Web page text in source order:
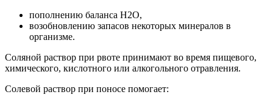
пополнению баланса H2O,
возобновлению запасов некоторых минералов в
организме.
Соляной раствор при рвоте принимают во время пищевого,
химического, кислотного или алкогольного отравления.
Солевой раствор при поносе помогает: